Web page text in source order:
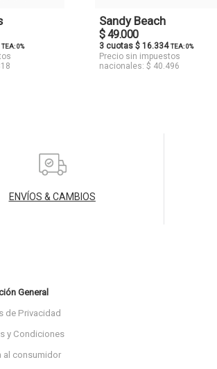
TEA: 0%
Sandy Beach
$ 49.000
3 cuotas $ 16.334TEA: 0%
Precio sin impuestos
nacionales: $ 40.496
ENVÍOS & CAMBIOS
General
de Privacidad
y Condiciones
al consumidor